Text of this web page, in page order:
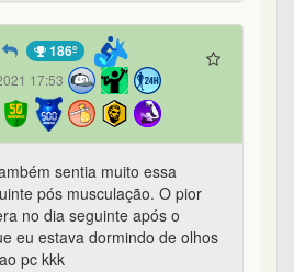
186º
17:53
sentia muito essa
pós musculação. O pior
no dia seguinte após o
eu estava dormindo de olhos
pc kkk